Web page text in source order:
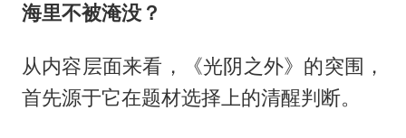
海里不被淹没？
从内容层面来看，《光阴之外》的突围，
首先源于它在题材选择上的清醒判断。